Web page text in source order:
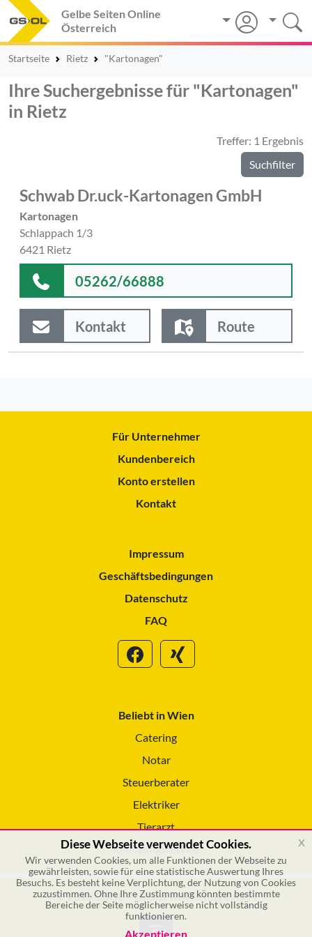
Gelbe Seiten Online
Österreich
Startseite Rietz "Kartonagen"
Ihre Suchergebnisse für "Kartonagen"
in Rietz
Treffer: 1 Ergebnis
Suchfilter
Schwab Dr.uck-Kartonagen GmbH
Kartonagen
Schlappach 1/3
6421 Rietz
05262/66888
Kontakt Route
Für Unternehmer
Kundenbereich
Konto erstellen
Kontakt
Impressum
Geschäftsbedingungen
Datenschutz
FAQ
Beliebt in Wien
Catering
Notar
Steuerberater
Elektriker
Tierarzt
Reinigungsservice
© 2026 GSOL – Online Marketing GmbH
Diese Webseite verwendet Cookies.
Wir verwenden Cookies, um alle Funktionen der Webseite zu
gewährleisten, sowie für eine statistische Auswertung Ihres
Besuchs. Es besteht keine Verplichtung, der Nutzung von Cookies
zuzustimmen. Ohne Ihre Zustimmung könnten bestimmte
Bereiche der Seite möglicherweise nicht vollständig
funktionieren.
Akzeptieren
x